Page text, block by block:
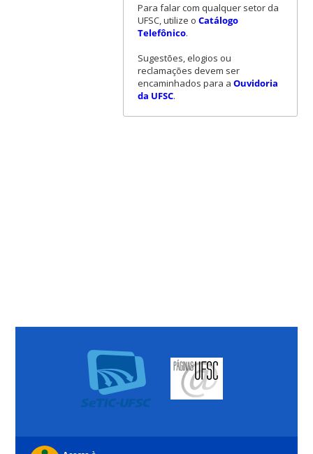
Para falar com qualquer setor da
UFSC, utilize o Catálogo
Telefônico.
Sugestões, elogios ou
reclamações devem ser
encaminhados para a Ouvidoria
da UFSC.